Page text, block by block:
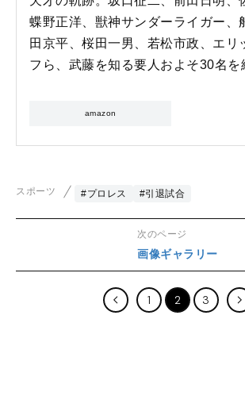
蝶野正洋、獣神サンダーライガー、
田京平、桜田一男、若松市政、エリ
フら、武藤を知る要人およそ30名を
amazon
スポーツ #プロレス #引退試合
次のページ
画像ギャラリー
1 2 3